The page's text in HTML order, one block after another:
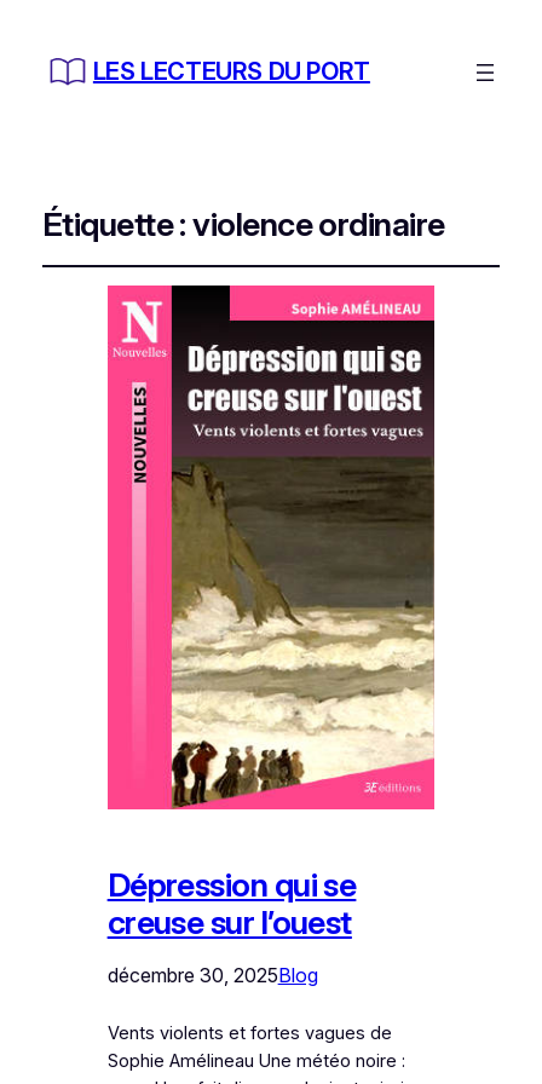
LES LECTEURS DU PORT
Étiquette :violence ordinaire
Dépression qui se
creuse sur l’ouest
décembre 30, 2025Blog
Vents violents et fortes vagues de
Sophie Amélineau Une météo noire :